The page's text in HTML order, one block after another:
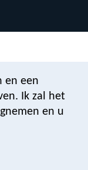
en een
Ik zal het
en u